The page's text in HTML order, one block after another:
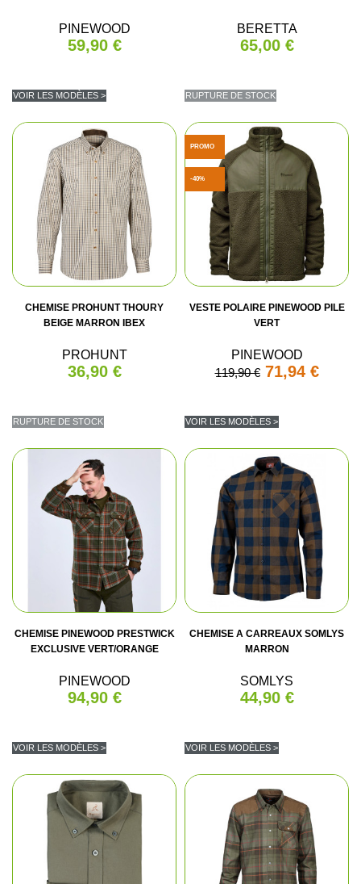
PINEWOOD
59,90 €
VOIR LES MODÈLES >
BERETTA
65,00 €
RUPTURE DE STOCK
CHEMISE PROHUNT THOURY
BEIGE MARRON IBEX
PROHUNT
36,90 €
RUPTURE DE STOCK
VESTE POLAIRE PINEWOOD PILE
VERT
PINEWOOD
119,90 € 71,94 €
VOIR LES MODÈLES >
PROMO
-40%
CHEMISE PINEWOOD PRESTWICK
EXCLUSIVE VERT/ORANGE
PINEWOOD
94,90 €
VOIR LES MODÈLES >
CHEMISE A CARREAUX SOMLYS
MARRON
SOMLYS
44,90 €
VOIR LES MODÈLES >